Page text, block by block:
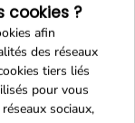
cookies ?
afin
des réseaux
tiers liés
pour vous
sociaux,